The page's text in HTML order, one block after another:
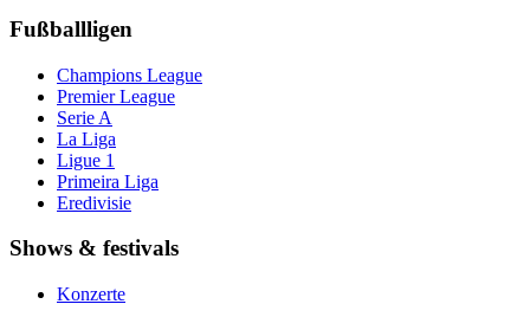
Fußballligen
Champions League
Premier League
Serie A
La Liga
Ligue 1
Primeira Liga
Eredivisie
Shows & festivals
Konzerte